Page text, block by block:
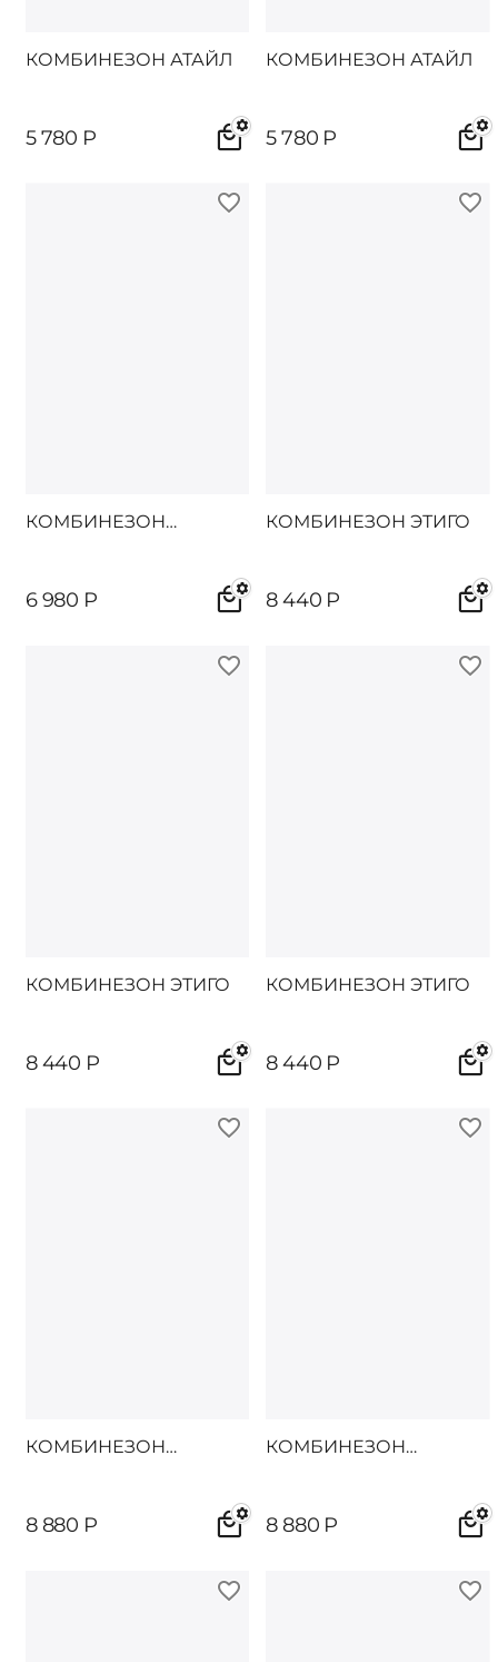
КОМБИНЕЗОН АТАЙЛ
5 780 Р
КОМБИНЕЗОН АТАЙЛ
5 780 Р
КОМБИНЕЗОН
6 980 Р
КОМБИНЕЗОН ЭТИГО
8 440 Р
КОМБИНЕЗОН ЭТИГО
8 440 Р
КОМБИНЕЗОН ЭТИГО
8 440 Р
КОМБИНЕЗОН
8 880 Р
КОМБИНЕЗОН
8 880 Р